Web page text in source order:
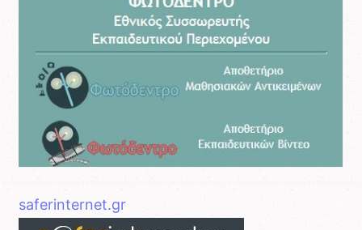
saferinternet.gr